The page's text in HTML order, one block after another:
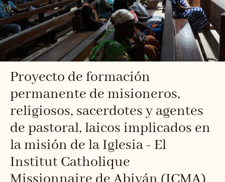
Proyecto de formación
permanente de misioneros,
religiosos, sacerdotes y agentes
de pastoral, laicos implicados en
la misión de la Iglesia - El
Institut Catholique